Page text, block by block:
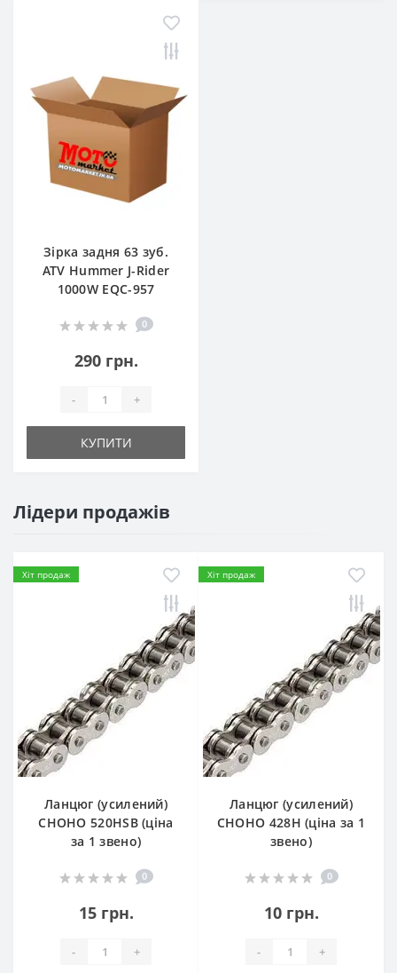
Зірка задня 63 зуб.
ATV Hummer J-Rider
1000W EQC-957
0
290 грн.
- +
КУПИТИ
Лідери продажів
Хіт продаж
Ланцюг (усилений)
СHOHO 520HSB (ціна
за 1 звено)
0
15 грн.
- +
Хіт продаж
Ланцюг (усилений)
СHOHO 428H (ціна за 1
звено)
0
10 грн.
- +